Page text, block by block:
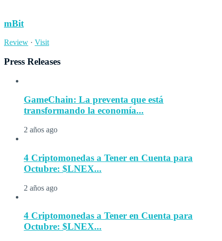
mBit
Review · Visit
Press Releases
GameChain: La preventa que está
transformando la economía...
2 años ago
4 Criptomonedas a Tener en Cuenta para
Octubre: $LNEX...
2 años ago
4 Criptomonedas a Tener en Cuenta para
Octubre: $LNEX...